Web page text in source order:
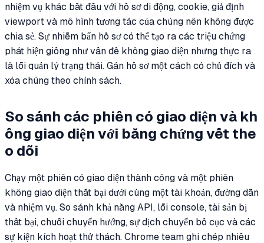
nhiệm vụ khác bắt đầu với hồ sơ di động, cookie, giả định
viewport và mô hình tương tác của chúng nên không được
chia sẻ. Sự nhiễm bẩn hồ sơ có thể tạo ra các triệu chứng
phát hiện giống như vấn đề không giao diện nhưng thực ra
là lỗi quản lý trạng thái. Gán hồ sơ một cách có chủ đích và
xóa chúng theo chính sách.
So sánh các phiên có giao diện và kh
ông giao diện với bằng chứng vết the
o dõi
Chạy một phiên có giao diện thành công và một phiên
không giao diện thất bại dưới cùng một tài khoản, đường dẫn
và nhiệm vụ. So sánh khả năng API, lỗi console, tài sản bị
thất bại, chuỗi chuyển hướng, sự dịch chuyển bố cục và các
sự kiện kích hoạt thử thách. Chrome team ghi chép nhiều